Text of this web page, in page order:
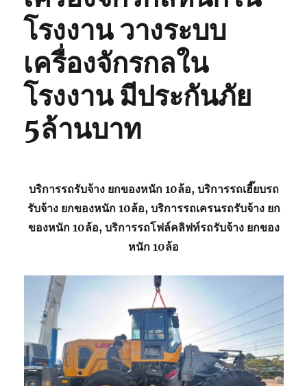
โรงงาน วางระบบ
เครื่องจักรกลใน
โรงงาน มีประกันภัย
5ล้านบาท
บริการรถรับจ้าง ยกของหนัก 10ล้อ, บริการรถเฮี๊ยบรถ
รับจ้าง ยกของหนัก 10ล้อ, บริการรถเครนรถรับจ้าง ยก
ของหนัก 10ล้อ, บริการรถโฟล์คลิฟท์รถรับจ้าง ยกของ
หนัก 10ล้อ